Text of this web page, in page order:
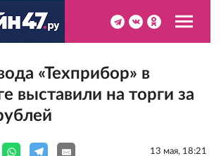
«Техприбор» в
выставили на торги за
13 мая, 18:21